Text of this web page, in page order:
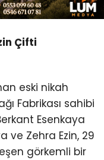
Çifti
eski nikah
Fabrikası sahibi
Esenkaya
ve Zehra Ezin, 29
görkemli bir